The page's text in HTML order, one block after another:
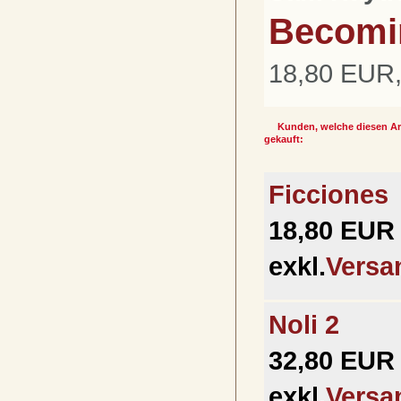
18,80
Kunden, welche diesen
gekauft:
Ficciones
18,80
exkl.
Noli 2
32,80